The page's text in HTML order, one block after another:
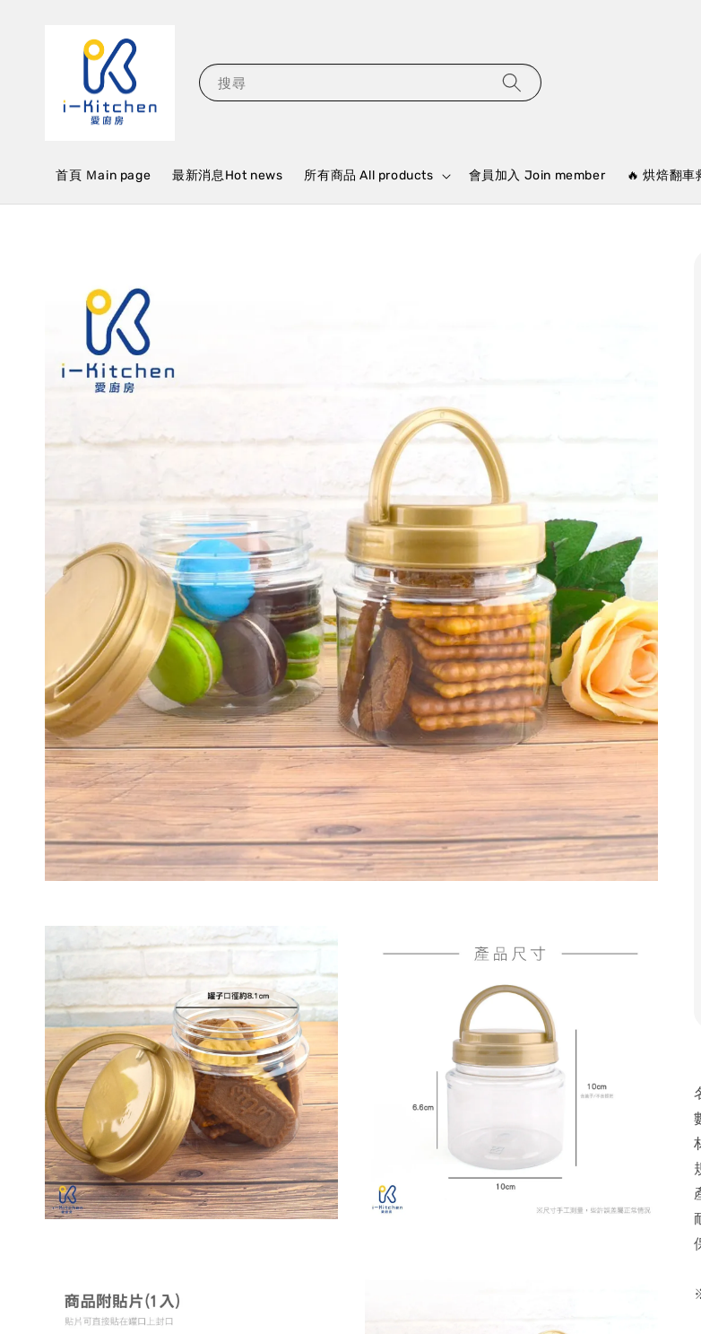
搜尋
首頁 Ｍain page 最新消息Hot news 所有商品 All products 會員加入 Join member 🔥 烘焙翻車